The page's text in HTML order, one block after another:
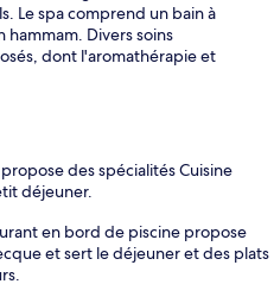
Le spa comprend un bain à
hammam. Divers soins
dont l'aromathérapie et
des spécialités Cuisine
déjeuner.
en bord de piscine propose
et sert le déjeuner et des plats